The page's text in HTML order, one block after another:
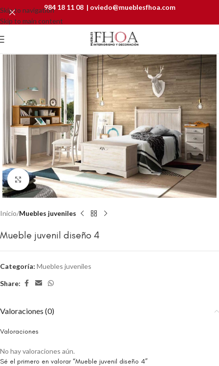
Skip to navigation
Skip to main content
984 18 11 08| oviedo@mueblesfhoa.com
Click to enlarge
Inicio Muebles juveniles
Mueble juvenil diseño 4
Categoría: Muebles juveniles
Share:
Valoraciones (0)
Valoraciones
No hay valoraciones aún.
Sé el primero en valorar “Mueble juvenil diseño 4”